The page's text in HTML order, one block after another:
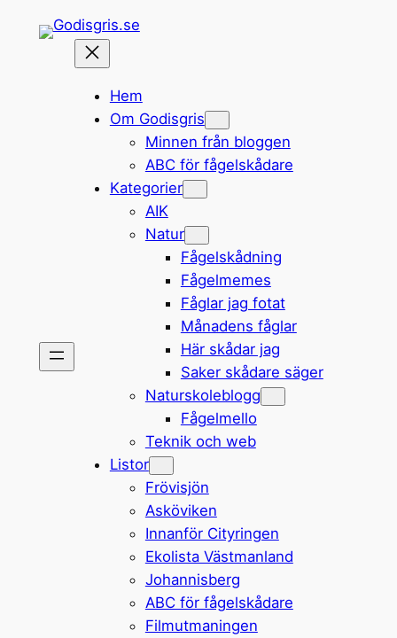
Hem
Om Godisgris
Minnen från bloggen
ABC för fågelskådare
Kategorier
AIK
Natur
Fågelskådning
Fågelmemes
Fåglar jag fotat
Månadens fåglar
Här skådar jag
Saker skådare säger
Naturskoleblogg
Fågelmello
Teknik och web
Listor
Frövisjön
Asköviken
Innanför Cityringen
Ekolista Västmanland
Johannisberg
ABC för fågelskådare
Filmutmaningen